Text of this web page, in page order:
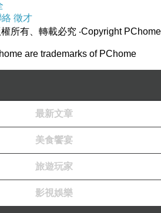
當適用！
碼！
建議是
訂！
了一下冠翔世紀溫泉會館
Hotel)的評價還不差～
絡 徵才
權所有、轉載必究 ‧Copyright PChome
are trademarks of PChome
最新文章
美食饗宴
旅遊玩家
影視娛樂